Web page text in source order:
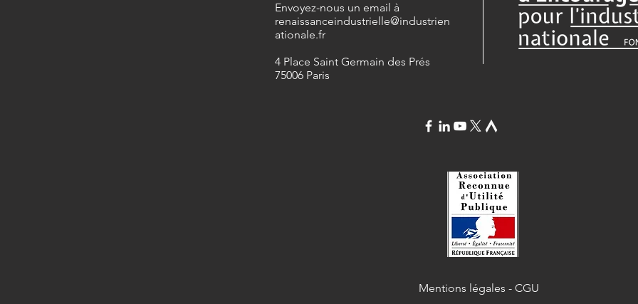
​Envoyez-nous un email à
renaissanceindustrielle@industrien
ationale.fr
4 Place Saint Germain des Prés
75006 Paris
Mentions légales - CGU